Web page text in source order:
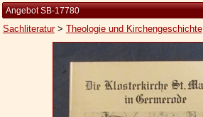
Angebot SB-17780
Sachliteratur> Theologie und Kirchengeschichte